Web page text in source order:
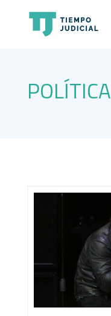
POLÍTICA